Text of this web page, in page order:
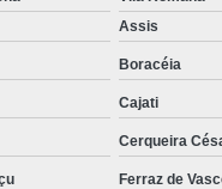
Casal
Aluguel
Locação de
e Rosto
Locação de
Assis
Boracéia
Cajati
Cerqueira
Ferraz de